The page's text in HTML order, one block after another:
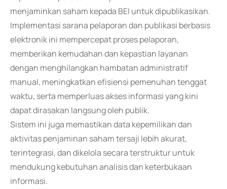
menjaminkan saham kepada BEI untuk dipublikasikan.
Implementasi sarana pelaporan dan publikasi berbasis
elektronik ini mempercepat proses pelaporan,
memberikan kemudahan dan kepastian layanan
dengan menghilangkan hambatan administratif
manual, meningkatkan efisiensi pemenuhan tenggat
waktu, serta memperluas akses informasi yang kini
dapat dirasakan langsung oleh publik.
Sistem ini juga memastikan data kepemilikan dan
aktivitas penjaminan saham tersaji lebih akurat,
terintegrasi, dan dikelola secara terstruktur untuk
mendukung kebutuhan analisis dan keterbukaan
informasi.